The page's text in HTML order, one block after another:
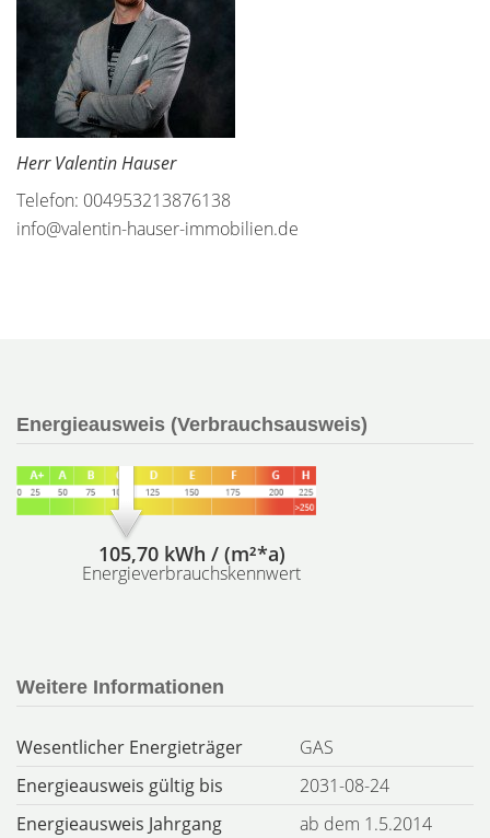
Herr Valentin Hauser
Telefon: 004953213876138
info@valentin-hauser-immobilien.de
Energieausweis (Verbrauchsausweis)
105,70 kWh / (m²*a)
Energieverbrauchskennwert
Weitere Informationen
Wesentlicher Energieträger
GAS
Energieausweis gültig bis
2031-08-24
Energieausweis Jahrgang
ab dem 1.5.2014